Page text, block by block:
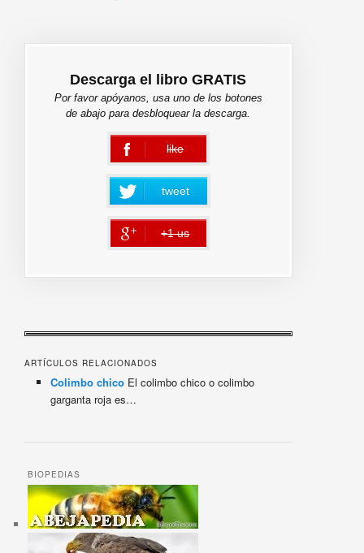
Descarga el libro GRATIS
Por favor apóyanos, usa uno de los botones
de abajo para desbloquear la descarga.
like
error
tweet
+1 us
error
ARTÍCULOS RELACIONADOS
Colimbo chico El colimbo chico o colimbo
garganta roja es…
BIOPEDIAS